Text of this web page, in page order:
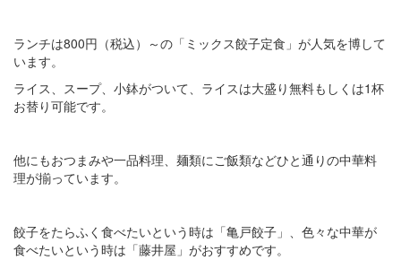
ランチは800円（税込）～の「ミックス餃子定食」が人気を博して
います。
ライス、スープ、小鉢がついて、ライスは大盛り無料もしくは1杯
お替り可能です。
他にもおつまみや一品料理、麺類にご飯類などひと通りの中華料
理が揃っています。
餃子をたらふく食べたいという時は「亀戸餃子」、色々な中華が
食べたいという時は「藤井屋」がおすすめです。